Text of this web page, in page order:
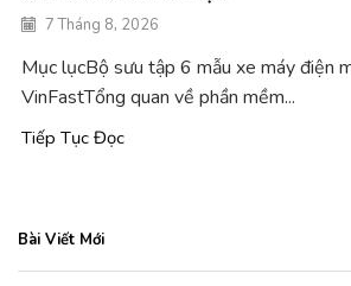
7 Tháng 8, 2026
Mục lụcBộ sưu tập 6 mẫu xe máy điện
VinFastTổng quan về phần mềm...
Tiếp Tục Đọc
Bài Viết Mới